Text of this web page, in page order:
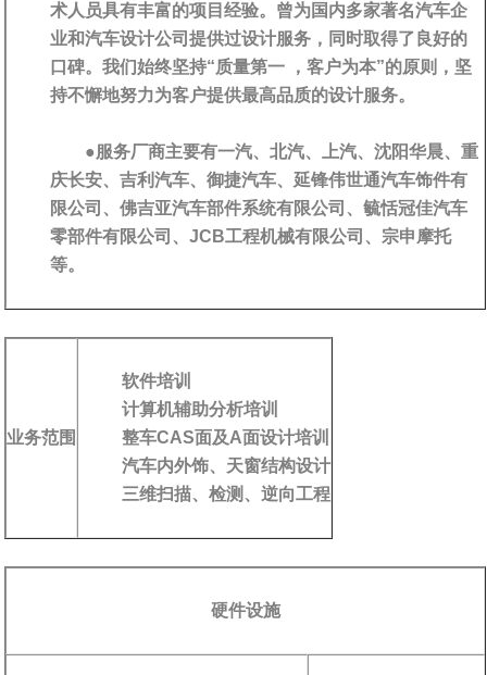
术人员具有丰富的项目经验。曾为国内多家著名汽车企
业和汽车设计公司提供过设计服务，同时取得了良好的
口碑。我们始终坚持“质量第一 ，客户为本”的原则，坚
持不懈地努力为客户提供最高品质的设计服务。
●服务厂商主要有一汽、北汽、上汽、沈阳华晨、重
庆长安、吉利汽车、御捷汽车、延锋伟世通汽车饰件有
限公司、佛吉亚汽车部件系统有限公司、毓恬冠佳汽车
零部件有限公司、JCB工程机械有限公司、宗申摩托
等。
业务范围
软件培训
计算机辅助分析培训
整车CAS面及A面设计培训
汽车内外饰、天窗结构设计
三维扫描、检测、逆向工程
硬件设施